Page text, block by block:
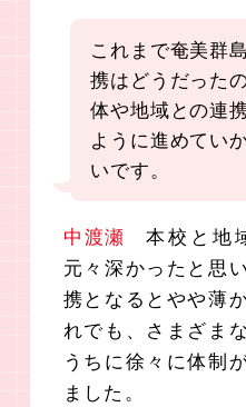
これまで奄美群
携はどうだった
体や地域との連
ように進めてい
いです。
中渡瀬
本校と地
元々深かったと思
携となるとやや薄
れでも、さまざま
うちに徐々に体制
ました。